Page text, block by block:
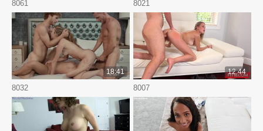
8061 8021
8032
18:41
8007
12:44